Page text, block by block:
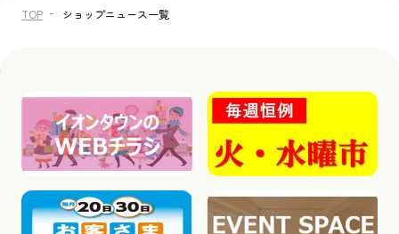
TOP ショップニュース一覧